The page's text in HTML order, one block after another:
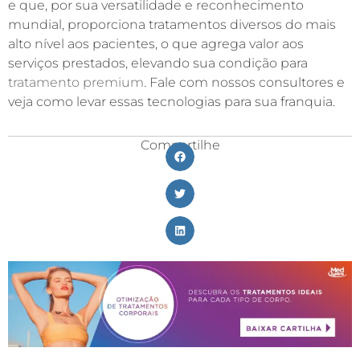
e que, por sua versatilidade e reconhecimento
mundial, proporciona tratamentos diversos do mais
alto nível aos pacientes, o que agrega valor aos
serviços prestados, elevando sua condição para
tratamento premium. Fale com nossos consultores e
veja como levar essas tecnologias para sua franquia.
Compartilhe